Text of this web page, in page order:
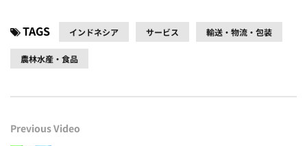
TAGS インドネシア サービス 輸送・物流・包装
農林水産・食品
Previous Video